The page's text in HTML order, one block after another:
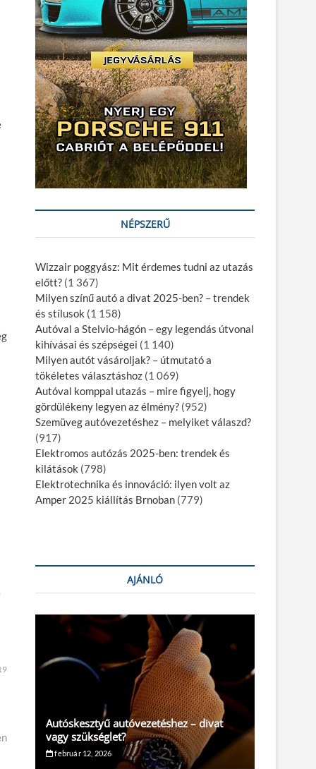
NÉPSZERŰ
Wizzair poggyász: Mit érdemes tudni az utazás
előtt? (1 367)
Milyen színű autó a divat 2025-ben? – trendek
és stílusok (1 158)
Autóval a Stelvio-hágón – egy legendás útvonal
kihívásai és szépségei (1 140)
Milyen autót vásároljak? – útmutató a
tökéletes választáshoz (1 069)
Autóval komppal utazás – mire figyelj, hogy
gördülékeny legyen az élmény? (952)
Szemüveg autóvezetéshez – melyiket válaszd?
(917)
Elektromos autózás 2025-ben: trendek és
kilátások (798)
Elektrotechnika és innováció: ilyen volt az
Amper 2025 kiállítás Brnoban (779)
AJÁNLÓ
Autóskesztyű autóvezetéshez – divat
vagy szükséglet?
február 12, 2026